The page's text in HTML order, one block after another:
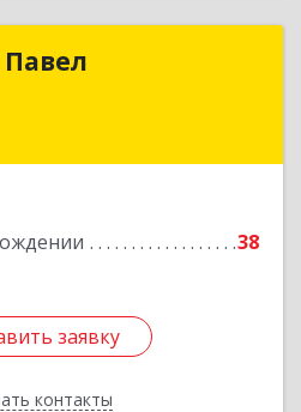
38
заявку
контакты
Добрынин Павел
заявку
Назад